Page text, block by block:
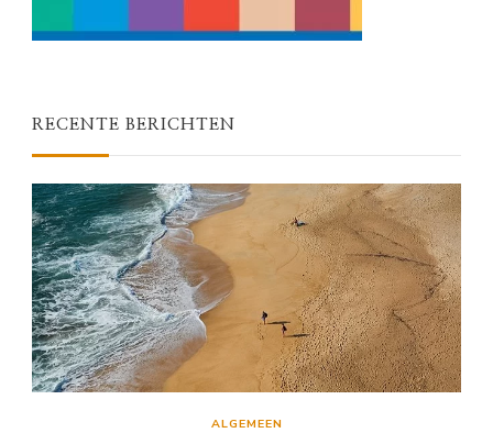
RECENTE BERICHTEN
ALGEMEEN